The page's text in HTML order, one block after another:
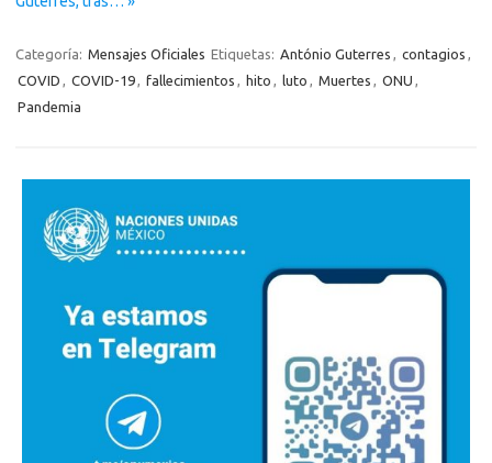
Categoría: Mensajes Oficiales Etiquetas: António Guterres , contagios ,
COVID , COVID-19, fallecimientos , hito , luto , Muertes , ONU ,
Pandemia